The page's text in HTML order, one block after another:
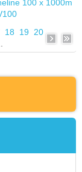
18 19
20